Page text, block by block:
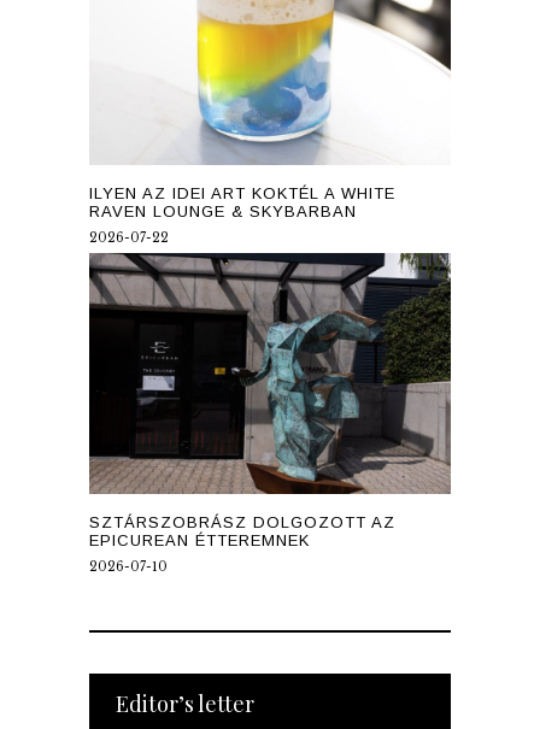
ILYEN AZ IDEI ART KOKTÉL A WHITE
RAVEN LOUNGE & SKYBARBAN
2026-07-22
SZTÁRSZOBRÁSZ DOLGOZOTT AZ
EPICUREAN ÉTTEREMNEK
2026-07-10
Editor’s letter